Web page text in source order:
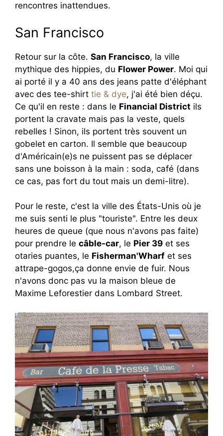
rencontres inattendues.
San Francisco
Retour sur la côte. San Francisco, la ville
mythique des hippies, du Flower Power. Moi qui
ai porté il y a 40 ans des jeans patte d'éléphant
avec des tee-shirt tie & dye, j'ai été bien déçu.
Ce qu'il en reste : dans le Financial District ils
portent la cravate mais pas la veste, quels
rebelles ! Sinon, ils portent très souvent un
gobelet en carton. Il semble que beaucoup
d'Américain(e)s ne puissent pas se déplacer
sans une boisson à la main : soda, café (dans
ce cas, pas fort du tout mais un demi-litre).
Pour le reste, c'est la ville des États-Unis où je
me suis senti le plus "touriste". Entre les deux
heures de queue (que nous n'avons pas faite)
pour prendre le câble-car, le Pier 39 et ses
otaries puantes, le Fisherman'Wharf et ses
attrape-gogos,ça donne envie de fuir. Nous
n'avons donc pas vu la maison bleue de
Maxime Leforestier dans Lombard Street.